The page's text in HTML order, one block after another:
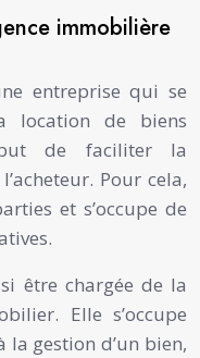
immobilière
entreprise qui se
location de biens
de faciliter la
Pour cela,
et s’occupe de
être chargée de la
Elle s’occupe
la gestion d’un bien,